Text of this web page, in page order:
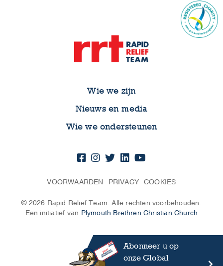
Wie we zijn
Nieuws en media
Wie we ondersteunen
VOORWAARDEN PRIVACY COOKIES
© 2026 Rapid Relief Team. Alle rechten voorbehouden.
Een initiatief van Plymouth Brethren Christian Church
Abonneer u op
onze Global